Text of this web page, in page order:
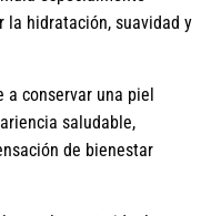
la hidratación, suavidad y
a conservar una piel
saludable,
de bienestar